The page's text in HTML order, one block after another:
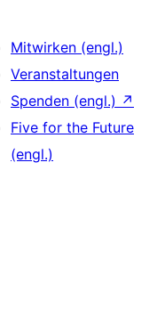
Mitwirken (engl.)
Veranstaltungen
Spenden (engl.) ↗
Five for the Future
(engl.)